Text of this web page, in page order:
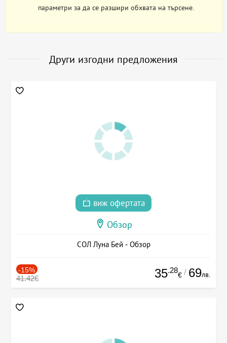
параметри за да се разшири обхвата на търсене.
Други изгодни предложения
виж офертата
Обзор
СОЛ Луна Бей - Обзор
-15%
41.42€ 35.28
€ / 69лв.